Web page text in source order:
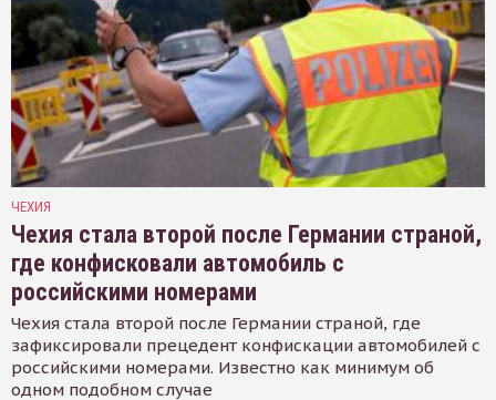
ЧЕХИЯ
Чехия стала второй после Германии страной,
где конфисковали автомобиль с
российскими номерами
Чехия стала второй после Германии страной, где
зафиксировали прецедент конфискации автомобилей с
российскими номерами. Известно как минимум об
одном подобном случае